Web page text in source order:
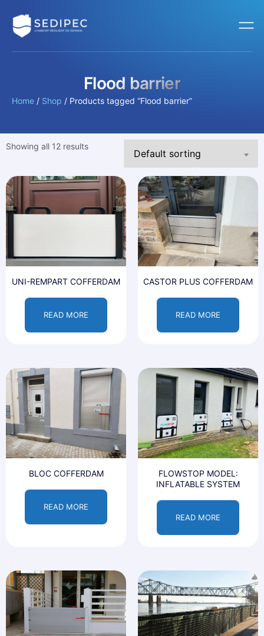
Flood barrier
Home / Shop / Products tagged “Flood barrier”
Showing all 12 results
UNI-REMPART COFFERDAM
READ MORE
CASTOR PLUS COFFERDAM
READ MORE
BLOC COFFERDAM
READ MORE
FLOWSTOP MODEL:
INFLATABLE SYSTEM
READ MORE